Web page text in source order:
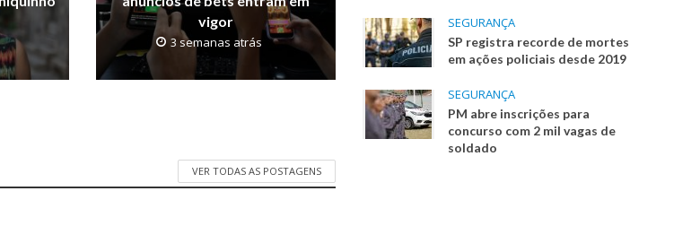
vigor
3 semanas atrás
VER TODAS AS POSTAGENS
SEGURANÇA
SP registra recorde de mortes
em ações policiais desde 2019
SEGURANÇA
PM abre inscrições para
concurso com 2 mil vagas de
soldado